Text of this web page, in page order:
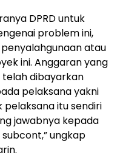
DPRD untuk
problem ini,
atau
ini. Anggaran yang
dibayarkan
pelaksana yakni
pelaksana itu sendiri
jawabnya kepada
ungkap